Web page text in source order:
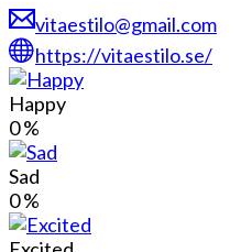
vitaestilo@gmail.com
https://vitaestilo.se/
Happy
0%
Sad
0%